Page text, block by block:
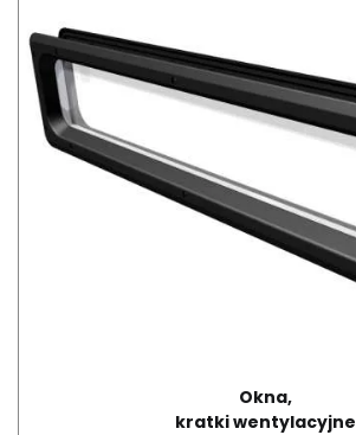
Okna,
kratki wentylacyjne